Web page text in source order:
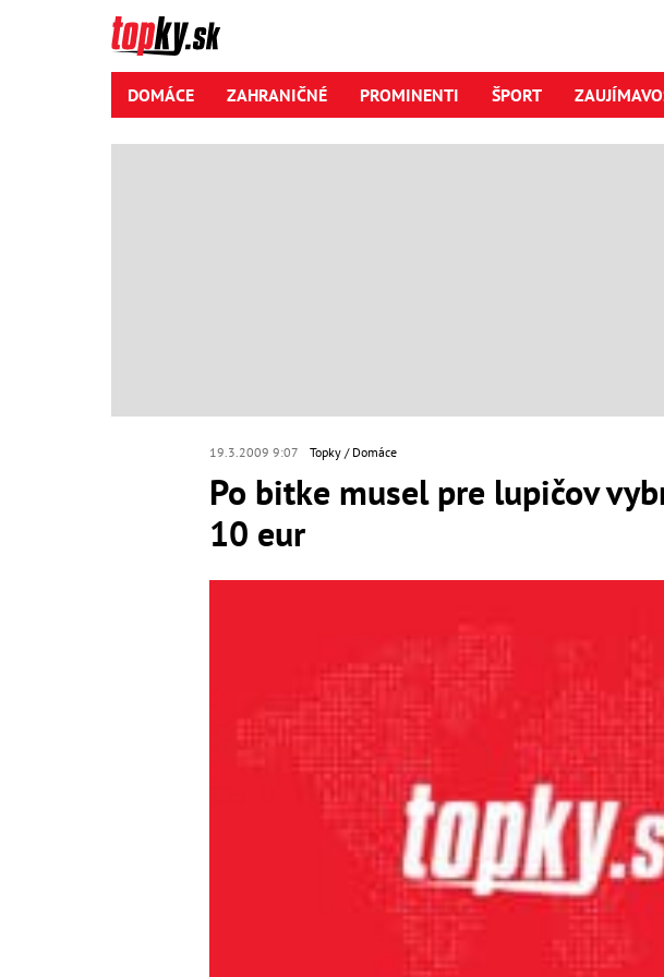
DOMÁCE ZAHRANIČNÉ PROMINENTI ŠPORT
19.3.2009 9:07 Topky Domáce
Po bitke musel pre lupičov
10 eur